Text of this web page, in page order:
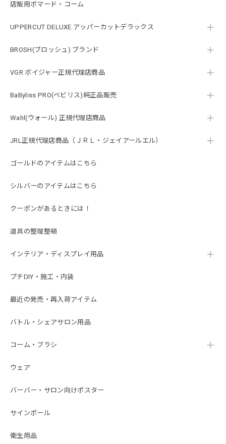
店販用ポマード・コーム
UPPERCUT DELUXE アッパーカットデラックス
BROSH(ブロッシュ) ブランド
VGR ボイジャー正規代理店商品
BaByliss PRO(ベビリス)純正品販売
Wahl(ウォール) 正規代理店商品
JRL正規代理店商品（ＪＲＬ・ジェイアールエル）
ゴールドのアイテムはこちら
シルバーのアイテムはこちら
クーポンがあるときには！
道具の整理整頓
インテリア・ディスプレイ用品
プチDIY・施工・内装
最近の発売・再入荷アイテム
バトル・シェアサロン用品
コーム・ブラシ
ウェア
バーバー・サロン向けポスター
サインポール
衛生用品